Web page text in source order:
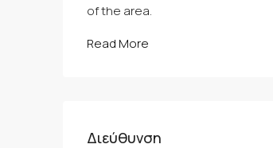
of the area.
Read More
Διεύθυνση